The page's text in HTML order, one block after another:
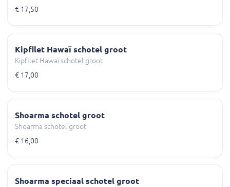
€ 17,50
Kipfilet Hawaï schotel groot
Kipfilet Hawaï schotel groot
€ 17,00
Shoarma schotel groot
Shoarma schotel groot
€ 16,00
Shoarma speciaal schotel groot